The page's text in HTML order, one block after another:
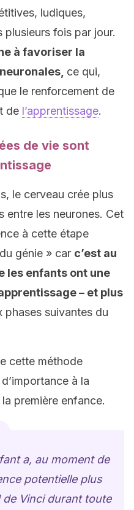
ludiques,
fois par jour.
à favoriser la
ce qui,
le renforcement de
de l’apprentissage.
de vie sont
le cerveau crée plus
entre les neurones. Cet
à cette étape
génie » car c’est au
les enfants ont une
– et plus
phases suivantes du
cette méthode
à la
première enfance.
a, au moment de
potentielle plus
Vinci durant toute